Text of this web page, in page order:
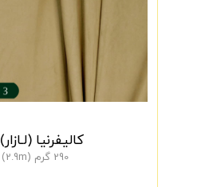
کالیفرنیا (لـازار) 3
290 گرم (2.9m)